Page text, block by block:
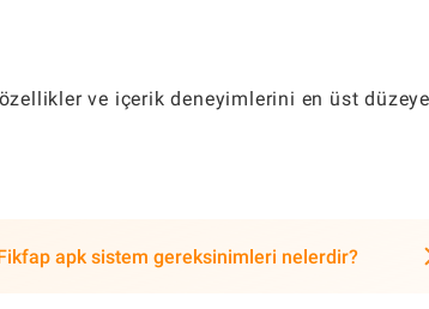
ve içerik deneyimlerini en üst düzeye
apk sistem gereksinimleri nelerdir?